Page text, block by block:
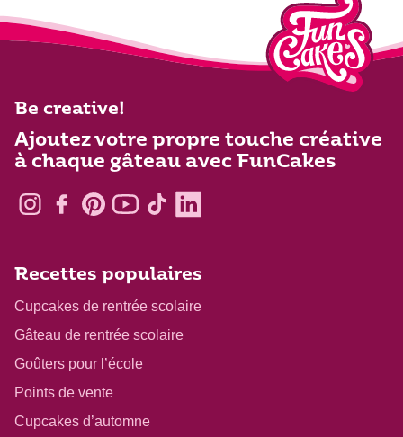
Be creative!
Ajoutez votre propre touche créative
à chaque gâteau avec FunCakes
Recettes populaires
Cupcakes de rentrée scolaire
Gâteau de rentrée scolaire
Goûters pour l’école
Points de vente
Cupcakes d’automne